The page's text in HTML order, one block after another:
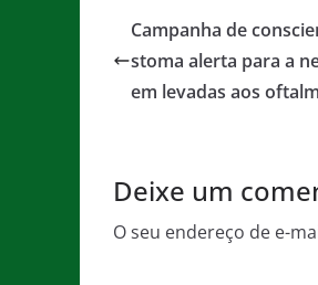
e
b
o
er l
Campanha de
stoma alerta para a
em levadas aos
Deixe um
O seu endereço de e-